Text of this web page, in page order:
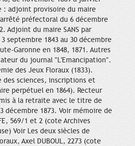
: adjoint provisoire du maire
arrêté préfectoral du 6 décembre
Adjoint du maire SANS par
septembre 1843 au 30 décembre
Garonne en 1848, 1871. Autres
du journal "L'Emancipation".
des Jeux Floraux (1833).
des sciences, inscriptions et
perpétuel en 1864). Recteur
à la retraite avec le titre de
décembre 1873. Voir mémoire de
569/1 et 2 (cote Archives
Voir Les deux siècles de
Axel DUBOUL, 2273 (cote